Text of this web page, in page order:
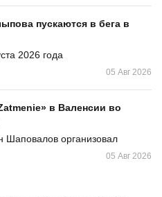
пускаются в бега в
2026 года
05 Авг 2026
в Валенсии во
Шаповалов организовал
05 Авг 2026